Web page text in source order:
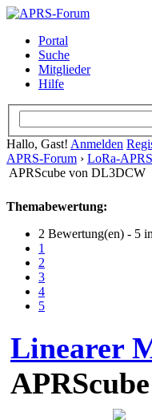
Portal
Suche
Mitglieder
Hilfe
Hallo, Gast! Anmelden
APRS-Forum › LoRa-APRS
APRScube von DL3DCW
Themabewertung:
2 Bewertung(en) - 5
1
2
3
4
5
Linearer